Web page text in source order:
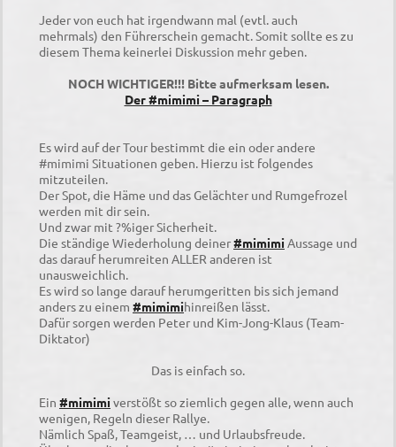
Jeder von euch hat irgendwann mal (evtl. auch
mehrmals) den Führerschein gemacht. Somit sollte es zu
diesem Thema keinerlei Diskussion mehr geben.
NOCH WICHTIGER!!! Bitte aufmerksam lesen.
Der #mimimi – Paragraph
Es wird auf der Tour bestimmt die ein oder andere
#mimimi Situationen geben. Hierzu ist folgendes
mitzuteilen.
Der Spot, die Häme und das Gelächter und Rumgefrozel
werden mit dir sein.
Und zwar mit ?%iger Sicherheit.
Die ständige Wiederholung deiner#mimimi Aussage und
das darauf herumreiten ALLER anderen ist
unausweichlich.
Es wird so lange darauf herumgeritten bis sich jemand
anders zu einem #mimimihinreißen lässt.
Dafür sorgen werden Peter und Kim-Jong-Klaus (Team-
Diktator)
Das is einfach so.
Ein #mimimiverstößt so ziemlich gegen alle, wenn auch
wenigen, Regeln dieser Rallye.
Nämlich Spaß, Teamgeist, … und Urlaubsfreude.